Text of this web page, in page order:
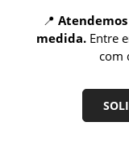
📍
medida. Entre
com